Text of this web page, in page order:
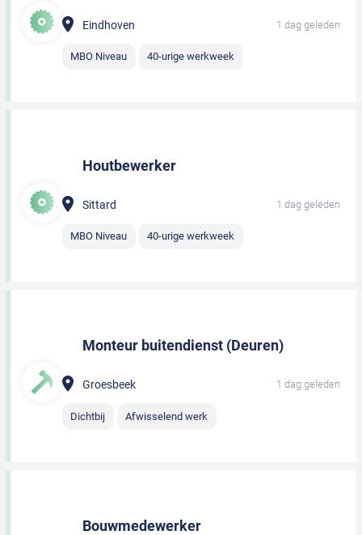
Eindhoven 1 dag geleden
MBO Niveau 40-urige werkweek
Houtbewerker
Sittard 1 dag geleden
MBO Niveau 40-urige werkweek
Monteur buitendienst (Deuren)
Groesbeek 1 dag geleden
Dichtbij Afwisselend werk
Bouwmedewerker